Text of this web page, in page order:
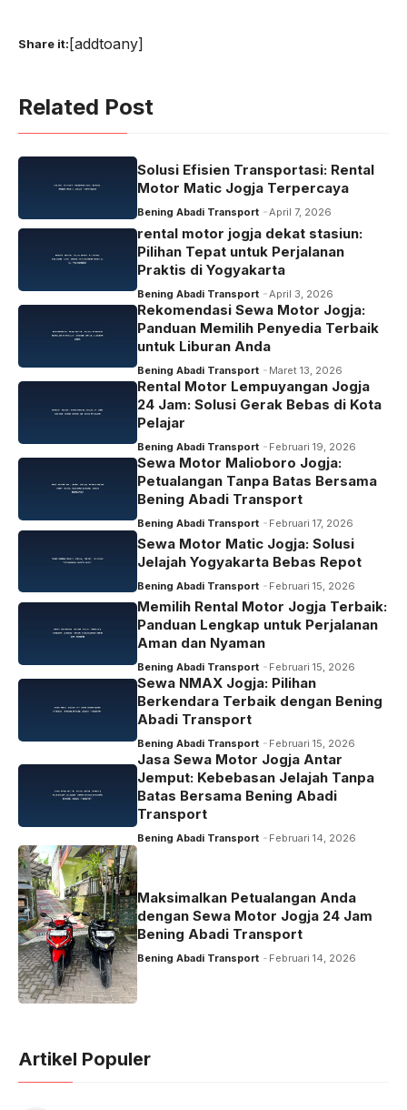
Share it: [addtoany]
Related Post
Solusi Efisien Transportasi: Rental
Motor Matic Jogja Terpercaya
Bening Abadi Transport April 7, 2026
rental motor jogja dekat stasiun:
Pilihan Tepat untuk Perjalanan
Praktis di Yogyakarta
Bening Abadi Transport April 3, 2026
Rekomendasi Sewa Motor Jogja:
Panduan Memilih Penyedia Terbaik
untuk Liburan Anda
Bening Abadi Transport Maret 13, 2026
Rental Motor Lempuyangan Jogja
24 Jam: Solusi Gerak Bebas di Kota
Pelajar
Bening Abadi Transport Februari 19, 2026
Sewa Motor Malioboro Jogja:
Petualangan Tanpa Batas Bersama
Bening Abadi Transport
Bening Abadi Transport Februari 17, 2026
Sewa Motor Matic Jogja: Solusi
Jelajah Yogyakarta Bebas Repot
Bening Abadi Transport Februari 15, 2026
Memilih Rental Motor Jogja Terbaik:
Panduan Lengkap untuk Perjalanan
Aman dan Nyaman
Bening Abadi Transport Februari 15, 2026
Sewa NMAX Jogja: Pilihan
Berkendara Terbaik dengan Bening
Abadi Transport
Bening Abadi Transport Februari 15, 2026
Jasa Sewa Motor Jogja Antar
Jemput: Kebebasan Jelajah Tanpa
Batas Bersama Bening Abadi
Transport
Bening Abadi Transport Februari 14, 2026
Maksimalkan Petualangan Anda
dengan Sewa Motor Jogja 24 Jam
Bening Abadi Transport
Bening Abadi Transport Februari 14, 2026
Artikel Populer